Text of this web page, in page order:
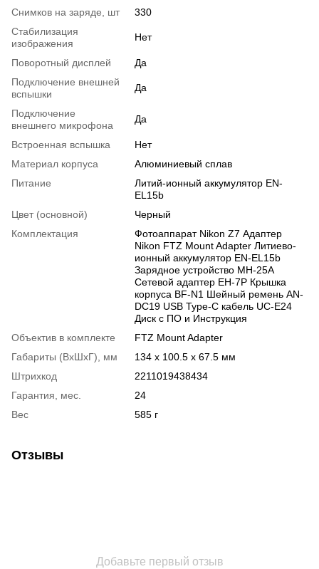
Снимков на заряде, шт
330
Стабилизация
изображения
Нет
Поворотный дисплей
Да
Подключение внешней
вспышки
Да
Подключение
внешнего микрофона
Да
Встроенная вспышка
Нет
Материал корпуса
Алюминиевый сплав
Питание
Литий-ионный аккумулятор EN-
EL15b
Цвет (основной)
Черный
Комплектация
Фотоаппарат Nikon Z7 Адаптер
Nikon FTZ Mount Adapter Литиево-
ионный аккумулятор EN-EL15b
Зарядное устройство MH-25A
Сетевой адаптер EH-7P Крышка
корпуса BF-N1 Шейный ремень AN-
DC19 USB Type-C кабель UC-E24
Диск с ПО и Инструкция
Объектив в комплекте
FTZ Mount Adapter
Габариты (ВхШхГ), мм
134 x 100.5 x 67.5 мм
Штрихкод
2211019438434
Гарантия, мес.
24
Вес
585 г
Отзывы
Добавьте первый отзыв